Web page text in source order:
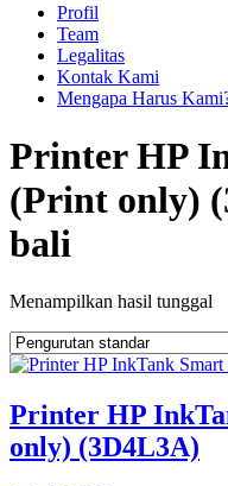
Profil
Team
Legalitas
Kontak Kami
Mengapa Harus
Printer HP
(Print only)
bali
Menampilkan hasil tunggal
Printer HP
only) (3D4L3A)